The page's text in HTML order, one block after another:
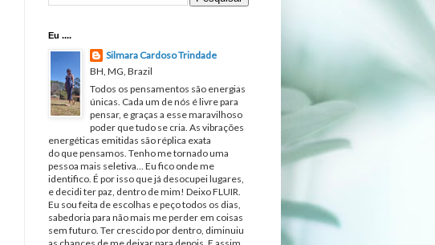
Eu ....
Silmara Cardoso Trindade
BH, MG, Brazil
Todos os pensamentos são energias
únicas. Cada um de nós é livre para
pensar, e graças a esse maravilhoso
poder que tudo se cria. As vibrações
energéticas emitidas são réplica exata
do que pensamos. Tenho me tornado uma
pessoa mais seletiva... Eu fico onde me
identifico. É por isso que já desocupei lugares,
e decidi ter paz, dentro de mim! Deixo FLUIR.
Eu sou feita de escolhas e peço todos os dias,
sabedoria para não mais me perder em coisas
sem futuro. Ter crescido por dentro, diminuiu